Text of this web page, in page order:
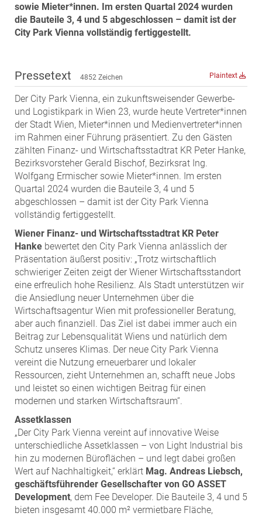
Raiffeisen Property Holding International
Salon Real
STIX + Partner
teamneunzehn
VÖPE Next
Verband Österreichischer Versicherungsmakler
Weinrauch Rechtsanwälte
WINEGG Realitäten
ZEHA Real Estate
Media
Pressekontakt
sowie Mieter*innen. Im ersten Quartal 2024 wurden
die Bauteile 3, 4 und 5 abgeschlossen – damit ist der
City Park Vienna vollständig fertiggestellt.
Pressetext 4852 Zeichen Plaintext
Der City Park Vienna, ein zukunftsweisender Gewerbe-
und Logistikpark in Wien 23, wurde heute Vertreter*innen
der Stadt Wien, Mieter*innen und Medienvertreter*innen
im Rahmen einer Führung präsentiert. Zu den Gästen
zählten Finanz- und Wirtschaftsstadtrat KR Peter Hanke,
Bezirksvorsteher Gerald Bischof, Bezirksrat Ing.
Wolfgang Ermischer sowie Mieter*innen. Im ersten
Quartal 2024 wurden die Bauteile 3, 4 und 5
abgeschlossen – damit ist der City Park Vienna
vollständig fertiggestellt.
Wiener Finanz- und Wirtschaftsstadtrat KR Peter
Hanke bewertet den City Park Vienna anlässlich der
Präsentation äußerst positiv: „Trotz wirtschaftlich
schwieriger Zeiten zeigt der Wiener Wirtschaftsstandort
eine erfreulich hohe Resilienz. Als Stadt unterstützen wir
die Ansiedlung neuer Unternehmen über die
Wirtschaftsagentur Wien mit professioneller Beratung,
aber auch finanziell. Das Ziel ist dabei immer auch ein
Beitrag zur Lebensqualität Wiens und natürlich dem
Schutz unseres Klimas. Der neue City Park Vienna
vereint die Nutzung erneuerbarer und lokaler
Ressourcen, zieht Unternehmen an, schafft neue Jobs
und leistet so einen wichtigen Beitrag für einen
modernen und starken Wirtschaftsraum“.
Assetklassen
„Der City Park Vienna vereint auf innovative Weise
unterschiedliche Assetklassen – von Light Industrial bis
hin zu modernen Büroflächen – und legt dabei großen
Wert auf Nachhaltigkeit,“ erklärt Mag. Andreas Liebsch,
geschäftsführender Gesellschafter von GO ASSET
Development, dem Fee Developer. Die Bauteile 3, 4 und 5
bieten insgesamt 40.000 m² vermietbare Fläche,